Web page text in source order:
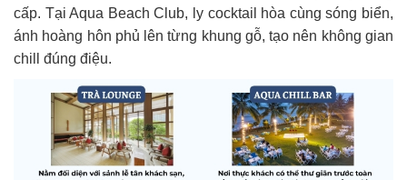
cấp. Tại Aqua Beach Club, ly cocktail hòa cùng sóng biển,
ánh hoàng hôn phủ lên từng khung gỗ, tạo nên không gian
chill đúng điệu.